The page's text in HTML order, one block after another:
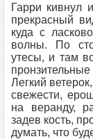
Гарри кивнул
прекрасный
куда с
волны. По
утесы, и там
Легкий
свежести,
на веранду,
задев кость,
думать, что